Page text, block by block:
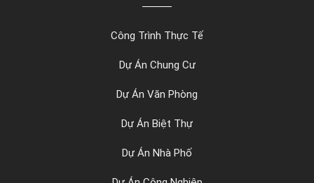
Công Trình Thực Tế
Dự Án Chung Cư
Dự Án Văn Phòng
Dự Án Biệt Thự
Dự Án Nhà Phố